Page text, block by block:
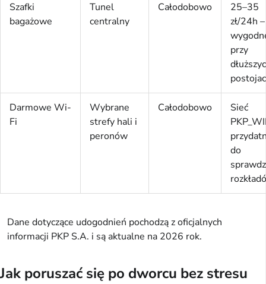
Szafki
bagażowe
Tunel
centralny
Całodobowo
25–35
zł/24h –
przy
Darmowe Wi-
Fi
Wybrane
strefy hali i
peronów
Całodobowo
Sieć
do
Dane dotyczące udogodnień pochodzą z oficjalnych
informacji PKP S.A. i są aktualne na 2026 rok.
Jak poruszać się po dworcu bez stresu